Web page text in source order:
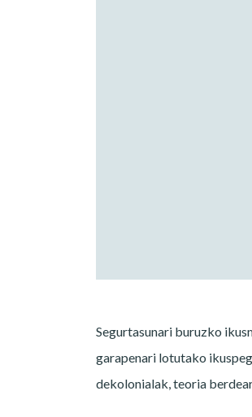
Segurtasunari buruzko
garapenari lotutako
dekolonialak, teoria